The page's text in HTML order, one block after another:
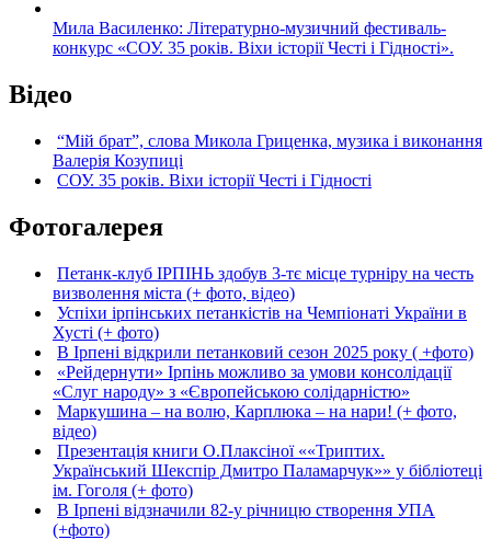
Мила Василенко: Літературно-музичний фестиваль-
конкурс «СОУ. 35 років. Віхи історії Честі і Гідності».
Відео
“Мій брат”, слова Микола Гриценка, музика і виконання
Валерія Козупиці
СОУ. 35 років. Віхи історії Честі і Гідності
Фотогалерея
Петанк-клуб ІРПІНЬ здобув 3-тє місце турніру на честь
визволення міста (+ фото, відео)
Успіхи ірпінських петанкістів на Чемпіонаті України в
Хусті (+ фото)
В Ірпені відкрили петанковий сезон 2025 року ( +фото)
«Рейдернути» Ірпінь можливо за умови консолідації
«Слуг народу» з «Європейською солідарністю»
Маркушина – на волю, Карплюка – на нари! (+ фото,
відео)
Презентація книги О.Плаксіної ««Триптих.
Український Шекспір Дмитро Паламарчук»» у бібліотеці
ім. Гоголя (+ фото)
В Ірпені відзначили 82-у річницю створення УПА
(+фото)